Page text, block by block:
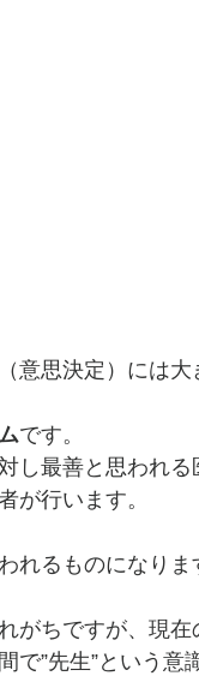
意思決定）には
です。
し最善と思われ
が行います。
れるものになりま
がちですが、現
で”先生”という